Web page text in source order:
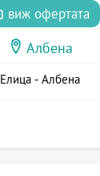
виж офертата
Албена
Елица - Албена